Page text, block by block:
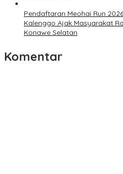
Pendaftaran Meohai Run
Kalenggo Ajak Masyarakat
Konawe Selatan
Komentar